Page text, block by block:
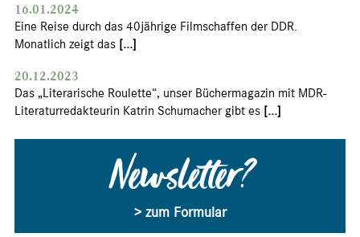
16.01.2024
Eine Reise durch das 40jährige Filmschaffen der DDR.
Monatlich zeigt das [...]
20.12.2023
Das „Literarische Roulette“, unser Büchermagazin mit MDR-
Literaturredakteurin Katrin Schumacher gibt es [...]
Newsletter?
> zum Formular